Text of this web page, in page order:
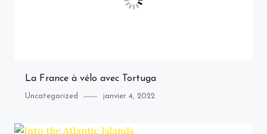
La France à vélo avec Tortuga
Category
Uncategorized
Posted
janvier 4, 2022